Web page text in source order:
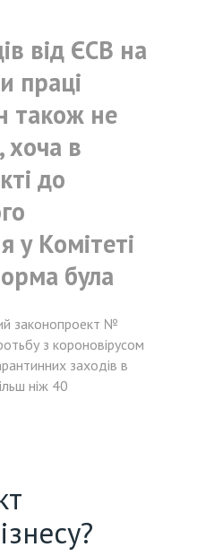
від ЄСВ на
праці
також не
хоча в
до
у Комітеті
була
законопроект №
з короновірусом
заходів в
ніж 40